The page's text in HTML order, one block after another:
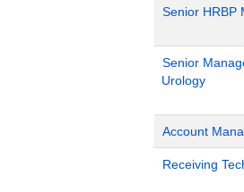
Senior HRBP
Senior
Urology
Account
Receiving